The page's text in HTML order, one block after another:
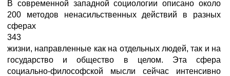
В современной западной социологии описано около
200 методов ненасильственных действий в разных
сферах
343
жизни, направленные как на отдельных людей, так и на
государство и общество в целом. Эта сфера
социально-философской мысли сейчас интенсивно